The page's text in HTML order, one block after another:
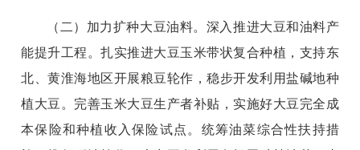
（二）加力扩种大豆油料。深入推进大豆和油料产
能提升工程。扎实推进大豆玉米带状复合种植，支持东
北、黄淮海地区开展粮豆轮作，稳步开发利用盐碱地种
植大豆。完善玉米大豆生产者补贴，实施好大豆完全成
本保险和种植收入保险试点。统筹油菜综合性扶持措